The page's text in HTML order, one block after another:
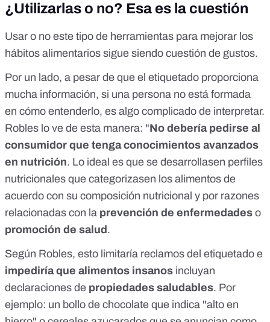
¿Utilizarlas o no? Esa es la cuestión
Usar o no este tipo de herramientas para mejorar los
hábitos alimentarios sigue siendo cuestión de gustos.
Por un lado, a pesar de que el etiquetado proporciona
mucha información, si una persona no está formada
en cómo entenderlo, es algo complicado de interpretar.
Robles lo ve de esta manera: "No debería pedirse al
consumidor que tenga conocimientos avanzados
en nutrición. Lo ideal es que se desarrollasen perfiles
nutricionales que categorizasen los alimentos de
acuerdo con su composición nutricional y por razones
relacionadas con la prevención de enfermedades o
promoción de salud .
Según Robles, esto limitaría reclamos del etiquetado e
impediría que alimentos insanos incluyan
declaraciones de propiedades saludables. Por
ejemplo: un bollo de chocolate que indica "alto en